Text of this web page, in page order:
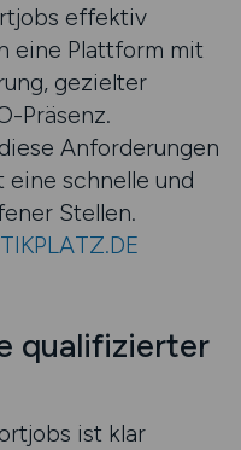
effektiv
eine Plattform mit
gezielter
Präsenz.
Anforderungen
schnelle und
Stellen.
qualifizierter
ist klar